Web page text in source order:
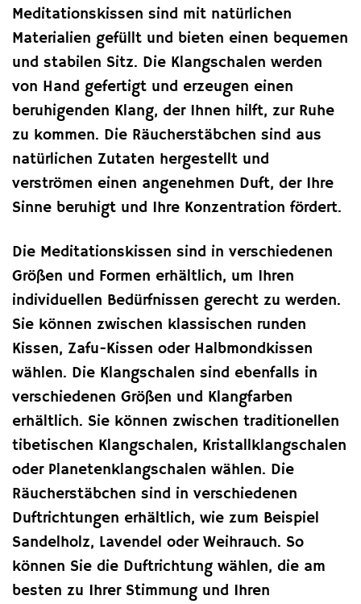
Meditationskissen sind mit natürlichen
Materialien gefüllt und bieten einen bequemen
und stabilen Sitz. Die Klangschalen werden
von Hand gefertigt und erzeugen einen
beruhigenden Klang, der Ihnen hilft, zur Ruhe
zu kommen. Die Räucherstäbchen sind aus
natürlichen Zutaten hergestellt und
verströmen einen angenehmen Duft, der Ihre
Sinne beruhigt und Ihre Konzentration fördert.
Die Meditationskissen sind in verschiedenen
Größen und Formen erhältlich, um Ihren
individuellen Bedürfnissen gerecht zu werden.
Sie können zwischen klassischen runden
Kissen, Zafu-Kissen oder Halbmondkissen
wählen. Die Klangschalen sind ebenfalls in
verschiedenen Größen und Klangfarben
erhältlich. Sie können zwischen traditionellen
tibetischen Klangschalen, Kristallklangschalen
oder Planetenklangschalen wählen. Die
Räucherstäbchen sind in verschiedenen
Duftrichtungen erhältlich, wie zum Beispiel
Sandelholz, Lavendel oder Weihrauch. So
können Sie die Duftrichtung wählen, die am
besten zu Ihrer Stimmung und Ihren